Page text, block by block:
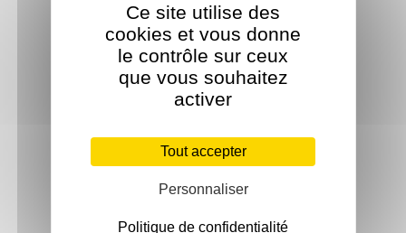
Ce site utilise des
cookies et vous donne
le contrôle sur ceux
que vous souhaitez
activer
Tout accepter
Personnaliser
Politique de confidentialité